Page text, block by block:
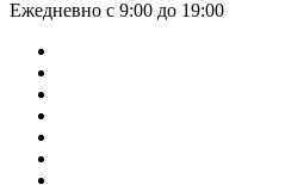
Ежедневно с 9:00 до 19:00